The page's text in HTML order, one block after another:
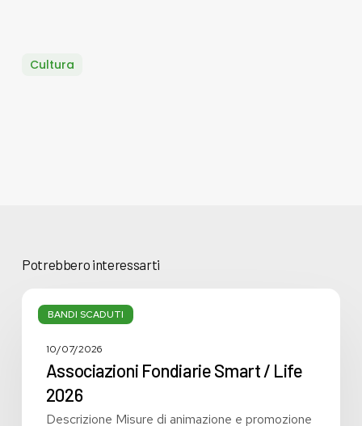
Cultura
Potrebbero interessarti
BANDI SCADUTI
Fondiarie
2026
10/07/2026
Associazioni Fondiarie Smart / Life
2026
Descrizione Misure di animazione e promozione